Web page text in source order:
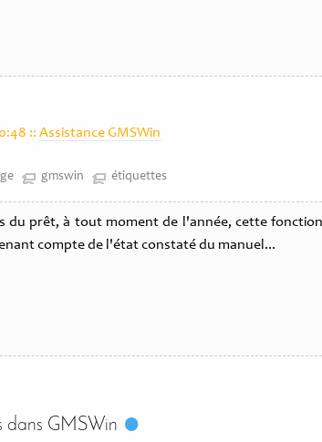
:: Assistance GMSWin
gmswin étiquettes
du prêt, à tout moment de l'année, cette
compte de l'état constaté du manuel...
dans GMSWin